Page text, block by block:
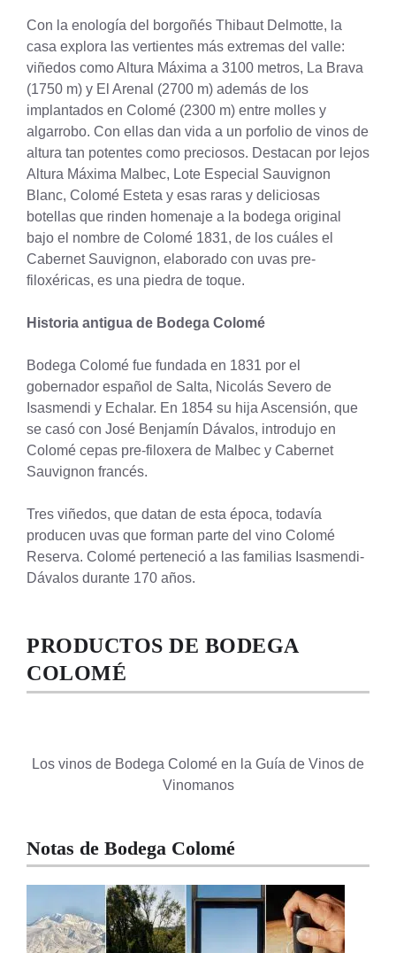
Con la enología del borgoñés Thibaut Delmotte, la
casa explora las vertientes más extremas del valle:
viñedos como Altura Máxima a 3100 metros, La Brava
(1750 m) y El Arenal (2700 m) además de los
implantados en Colomé (2300 m) entre molles y
algarrobo. Con ellas dan vida a un porfolio de vinos de
altura tan potentes como preciosos. Destacan por lejos
Altura Máxima Malbec, Lote Especial Sauvignon
Blanc, Colomé Esteta y esas raras y deliciosas
botellas que rinden homenaje a la bodega original
bajo el nombre de Colomé 1831, de los cuáles el
Cabernet Sauvignon, elaborado con uvas pre-
filoxéricas, es una piedra de toque.
Historia antigua de Bodega Colomé
Bodega Colomé fue fundada en 1831 por el
gobernador español de Salta, Nicolás Severo de
Isasmendi y Echalar. En 1854 su hija Ascensión, que
se casó con José Benjamín Dávalos, introdujo en
Colomé cepas pre-filoxera de Malbec y Cabernet
Sauvignon francés.
Tres viñedos, que datan de esta época, todavía
producen uvas que forman parte del vino Colomé
Reserva. Colomé perteneció a las familias Isasmendi-
Dávalos durante 170 años.
PRODUCTOS DE BODEGA
COLOMÉ
Los vinos de Bodega Colomé en la Guía de Vinos de
Vinomanos
Notas de Bodega Colomé